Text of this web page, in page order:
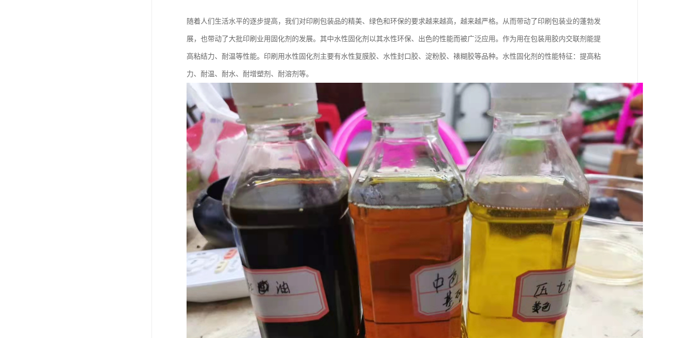
随着人们生活水平的逐步提高，我们对印刷包装品的精美、绿色和环保的要求越来越高，越来越严格。从而带动了印刷包装业的蓬勃发
展，也带动了大批印刷业用固化剂的发展。其中水性固化剂以其水性环保、出色的性能而被广泛应用。作为用在包装用胶内交联剂能提
高粘结力、耐温等性能。印刷用水性固化剂主要有水性复膜胶、水性封口胶、淀粉胶、裱糊胶等品种。水性固化剂的性能特征：提高粘
力、耐温、耐水、耐增塑剂、耐溶剂等。